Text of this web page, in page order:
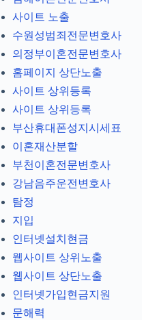
사이트 노출
수원성범죄전문변호사
의정부이혼전문변호사
홈페이지 상단노출
사이트 상위등록
사이트 상위등록
부산휴대폰성지시세표
이혼재산분할
부천이혼전문변호사
강남음주운전변호사
탐정
지입
인터넷설치현금
웹사이트 상위노출
웹사이트 상단노출
인터넷가입현금지원
문해력